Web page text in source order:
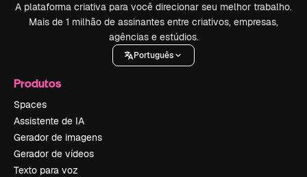
A plataforma criativa para você direcionar seu melhor trabalho.
Mais de 1 milhão de assinantes entre criativos, empresas,
agências e estúdios.
Português
Produtos
Spaces
Assistente de IA
Gerador de imagens
Gerador de vídeos
Texto para voz